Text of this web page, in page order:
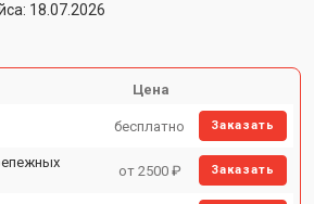
18.07.2026
Цена
бесплатно Заказать
от 2500 ₽ Заказать